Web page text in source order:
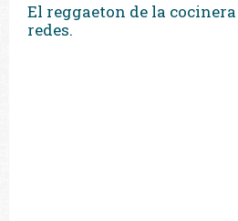
El reggaeton de la
redes.